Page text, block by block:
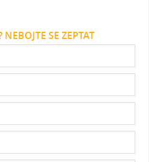
NEBOJTE SE ZEPTAT